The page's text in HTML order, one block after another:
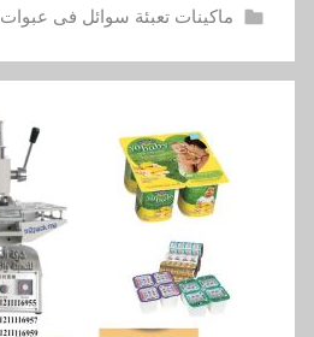
ماكينات تعبئة سوائل فى عبوات